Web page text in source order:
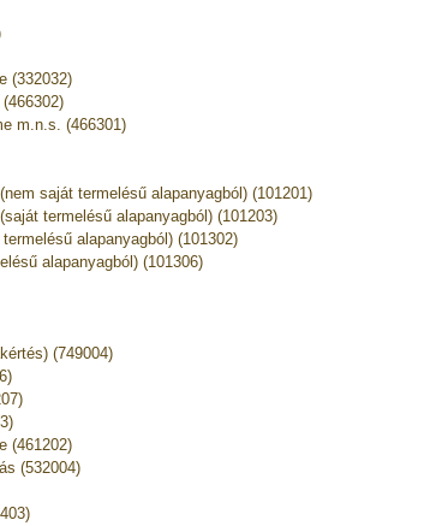
(332032)
m.n.s. (466301)
saját termelésű alapanyagból) (101201)
termelésű alapanyagból) (101203)
alapanyagból) (101302)
alapanyagból) (101306)
(749004)
(461202)
(532004)